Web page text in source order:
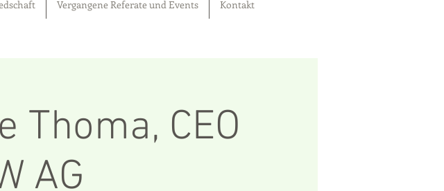
Vergangene Referate und Events Kontakt
Thoma, CEO
AG